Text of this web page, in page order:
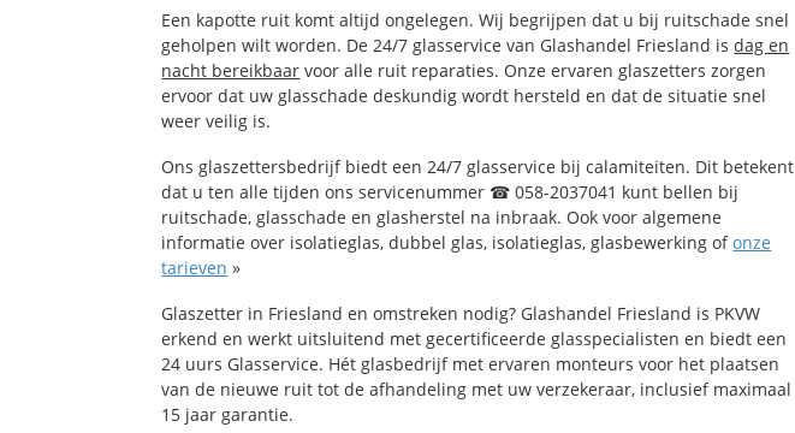
Een kapotte ruit komt altijd ongelegen. Wij begrijpen dat u bij ruitschade snel
geholpen wilt worden. De 24/7 glasservice van Glashandel Friesland isdag en
nacht bereikbaar voor alle ruit reparaties. Onze ervaren glaszetters zorgen
ervoor dat uw glasschade deskundig wordt hersteld en dat de situatie snel
weer veilig is.
Ons glaszettersbedrijf biedt een 24/7 glasservice bij calamiteiten. Dit betekent
dat u ten alle tijden ons servicenummer ☎ 058-2037041 kunt bellen bij
ruitschade, glasschade en glasherstel na inbraak. Ook voor algemene
informatie over isolatieglas, dubbel glas, isolatieglas, glasbewerking ofonze
tarieven »
Glaszetter in Friesland en omstreken nodig? Glashandel Friesland is PKVW
erkend en werkt uitsluitend met gecertificeerde glasspecialisten en biedt een
24 uurs Glasservice. Hét glasbedrijf met ervaren monteurs voor het plaatsen
van de nieuwe ruit tot de afhandeling met uw verzekeraar, inclusief maximaal
15 jaar garantie.